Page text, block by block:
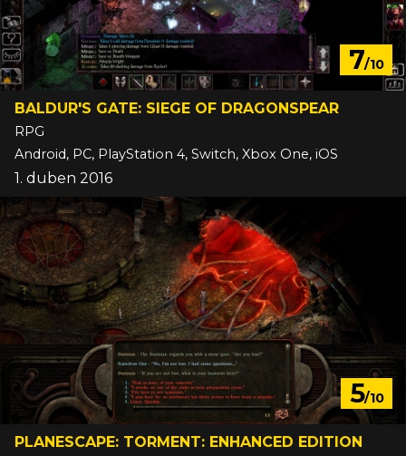
7/10
BALDUR'S GATE: SIEGE OF DRAGONSPEAR
RPG
Android, PC, PlayStation 4, Switch, Xbox One, iOS
1. duben 2016
5/10
PLANESCAPE: TORMENT: ENHANCED EDITION